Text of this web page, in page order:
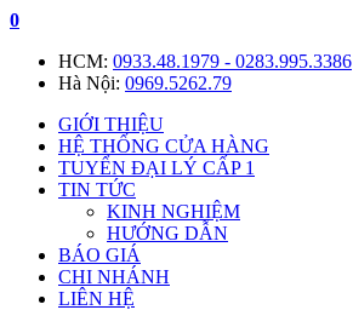
0
HCM: 0933.48.1979 - 0283.995.3386
Hà Nội: 0969.5262.79
GIỚI THIỆU
HỆ THỐNG CỬA HÀNG
TUYỂN ĐẠI LÝ CẤP 1
TIN TỨC
KINH NGHIỆM
HƯỚNG DẪN
BÁO GIÁ
CHI NHÁNH
LIÊN HỆ